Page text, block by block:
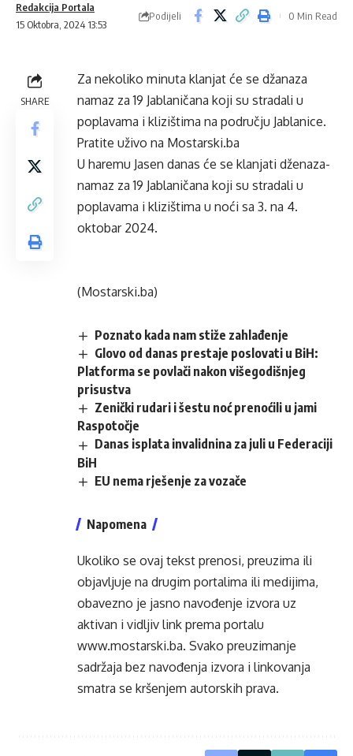
15 Oktobra, 2024 13:53
Redakcija Portala
Podijeli 0 Min Read
SHARE
Za nekoliko minuta klanjat će se džanaza
namaz za 19 Jablaničana koji su stradali u
poplavama i klizištima na području Jablanice.
Pratite uživo na Mostarski.ba
U haremu Jasen danas će se klanjati dženaza-
namaz za 19 Jablaničana koji su stradali u
poplavama i klizištima u noći sa 3. na 4.
oktobar 2024.
(Mostarski.ba)
Poznato kada nam stiže zahlađenje
Glovo od danas prestaje poslovati u BiH:
Platforma se povlači nakon višegodišnjeg
prisustva
Zenički rudari i šestu noć prenoćili u jami
Raspotočje
Danas isplata invalidnina za juli u Federaciji
BiH
EU nema rješenje za vozače
Napomena
Ukoliko se ovaj tekst prenosi, preuzima ili
objavljuje na drugim portalima ili medijima,
obavezno je jasno navođenje izvora uz
aktivan i vidljiv link prema portalu
www.mostarski.ba. Svako preuzimanje
sadržaja bez navođenja izvora i linkovanja
smatra se kršenjem autorskih prava.